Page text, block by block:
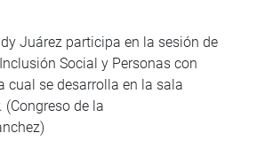
Juárez participa en la sesión de
Social y Personas con
cual se desarrolla en la sala
(Congreso de la